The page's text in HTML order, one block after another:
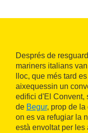
Després de
mariners italians
lloc, que més tard
aixequessin un
edifici d'El Convent,
de Begur, prop de la
on es va refugiar la
està envoltat per les